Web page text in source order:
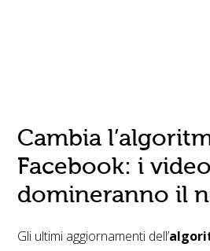
Cambia
Facebook: i
domineranno il
Gli ultimi aggiornamenti dell’